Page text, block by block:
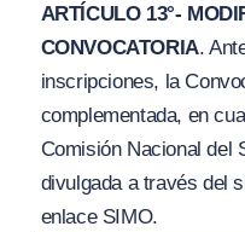
ARTÍCULO 13°-
CONVOCATORIA.
inscripciones, la
complementada, en
Comisión Nacional del
divulgada a través del
enlace SIMO.